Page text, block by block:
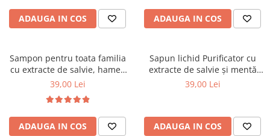
ADAUGA IN COS ADAUGA IN COS
Sampon pentru toata familia
cu extracte de salvie, hamei,
nuca, romanita, lavanda,
Cosmeplant, 1000 ml
39,00 Lei
ADAUGA IN COS
Sapun lichid Purificator cu
extracte de salvie și mentă
organice, 1000 ml
39,00 Lei
ADAUGA IN COS